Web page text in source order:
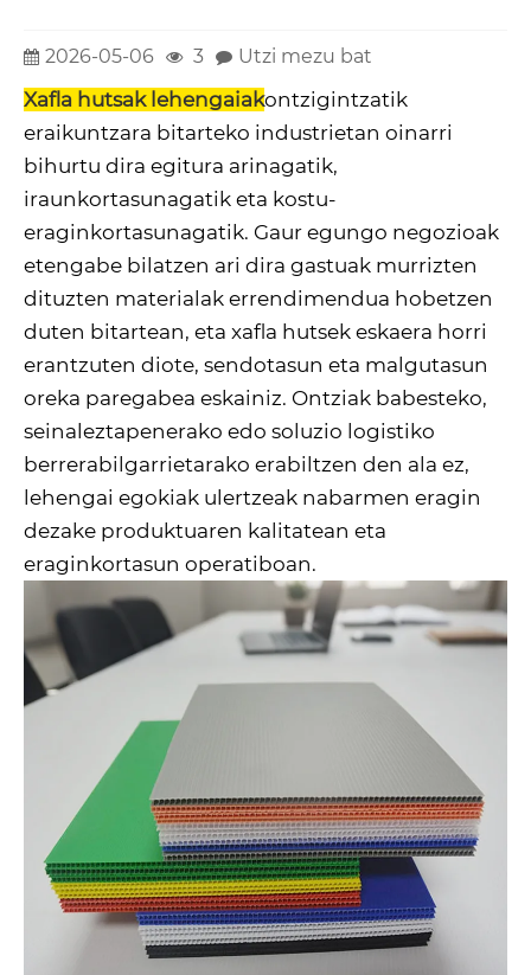
2026-05-06 3 Utzi mezu bat
Xafla hutsak lehengaiakontzigintzatik
eraikuntzara bitarteko industrietan oinarri
bihurtu dira egitura arinagatik,
iraunkortasunagatik eta kostu-
eraginkortasunagatik. Gaur egungo negozioak
etengabe bilatzen ari dira gastuak murrizten
dituzten materialak errendimendua hobetzen
duten bitartean, eta xafla hutsek eskaera horri
erantzuten diote, sendotasun eta malgutasun
oreka paregabea eskainiz. Ontziak babesteko,
seinaleztapenerako edo soluzio logistiko
berrerabilgarrietarako erabiltzen den ala ez,
lehengai egokiak ulertzeak nabarmen eragin
dezake produktuaren kalitatean eta
eraginkortasun operatiboan.